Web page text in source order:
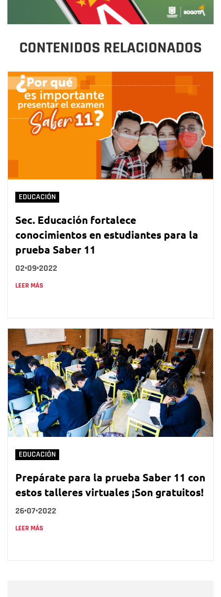
CONTENIDOS RELACIONADOS
EDUCACIÓN
Sec. Educación fortalece
conocimientos en estudiantes para la
prueba Saber 11
02•09•2022
LEER MÁS
EDUCACIÓN
Prepárate para la prueba Saber 11 con
estos talleres virtuales ¡Son gratuitos!
26•07•2022
LEER MÁS